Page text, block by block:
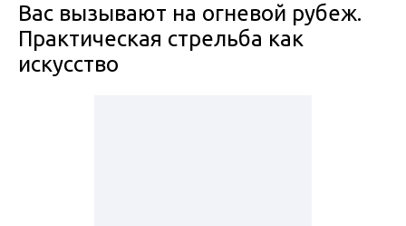
Вас вызывают на огневой рубеж.
Практическая стрельба как
искусство